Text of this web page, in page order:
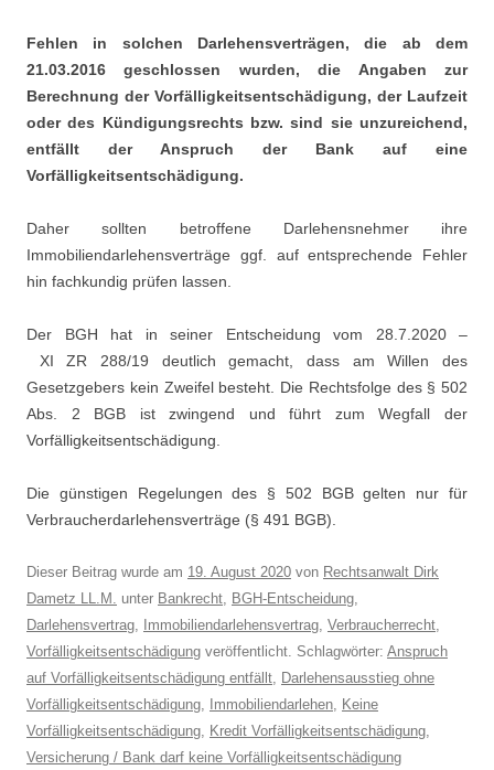
Fehlen in solchen Darlehensverträgen, die ab dem
21.03.2016 geschlossen wurden, die Angaben zur
Berechnung der Vorfälligkeitsentschädigung, der Laufzeit
oder des Kündigungsrechts bzw. sind sie unzureichend,
entfällt der Anspruch der Bank auf eine
Vorfälligkeitsentschädigung.
Daher sollten betroffene Darlehensnehmer ihre
Immobiliendarlehensverträge ggf. auf entsprechende Fehler
hin fachkundig prüfen lassen.
Der BGH hat in seiner Entscheidung vom 28.7.2020 –
XI ZR 288/19 deutlich gemacht, dass am Willen des
Gesetzgebers kein Zweifel besteht. Die Rechtsfolge des § 502
Abs. 2 BGB ist zwingend und führt zum Wegfall der
Vorfälligkeitsentschädigung.
Die günstigen Regelungen des § 502 BGB gelten nur für
Verbraucherdarlehensverträge (§ 491 BGB).
Dieser Beitrag wurde am 19. August 2020 von Rechtsanwalt Dirk
Dametz LL.M. unter Bankrecht, BGH-Entscheidung,
Darlehensvertrag, Immobiliendarlehensvertrag, Verbraucherrecht,
Vorfälligkeitsentschädigung veröffentlicht. Schlagwörter: Anspruch
auf Vorfälligkeitsentschädigung entfällt, Darlehensausstieg ohne
Vorfälligkeitsentschädigung, Immobiliendarlehen, Keine
Vorfälligkeitsentschädigung, Kredit Vorfälligkeitsentschädigung,
Versicherung / Bank darf keine Vorfälligkeitsentschädigung